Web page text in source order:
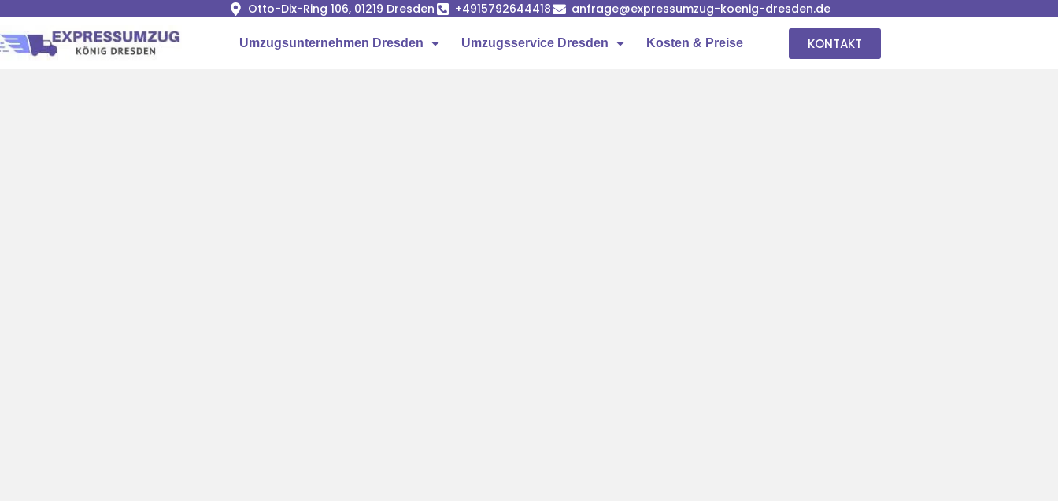
Otto-Dix-Ring 106, 01219 Dresden +4915792644418 anfrage@expressumzug-koenig-dresden.de
Umzugsunternehmen Dresden Umzugsservice Dresden Kosten & Preise KONTAKT